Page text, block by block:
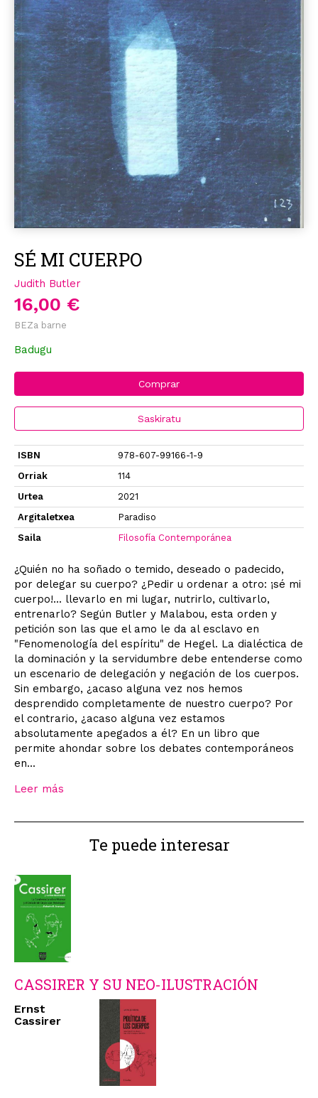
SÉ MI CUERPO
Judith Butler
16,00 €
BEZa barne
Badugu
Comprar
Saskiratu
ISBN
978-607-99166-1-9
Orriak
114
Urtea
2021
Argitaletxea
Paradiso
Saila
Filosofía Contemporánea
¿Quién no ha soñado o temido, deseado o padecido,
por delegar su cuerpo? ¿Pedir u ordenar a otro: ¡sé mi
cuerpo!... llevarlo en mi lugar, nutrirlo, cultivarlo,
entrenarlo? Según Butler y Malabou, esta orden y
petición son las que el amo le da al esclavo en
"Fenomenología del espíritu" de Hegel. La dialéctica de
la dominación y la servidumbre debe entenderse como
un escenario de delegación y negación de los cuerpos.
Sin embargo, ¿acaso alguna vez nos hemos
desprendido completamente de nuestro cuerpo? Por
el contrario, ¿acaso alguna vez estamos
absolutamente apegados a él? En un libro que
permite ahondar sobre los debates contemporáneos
en...
Leer más
Te puede interesar
CASSIRER Y SU NEO-ILUSTRACIÓN
Ernst
Cassirer